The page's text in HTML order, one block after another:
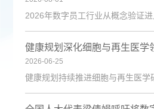
2026-06-25